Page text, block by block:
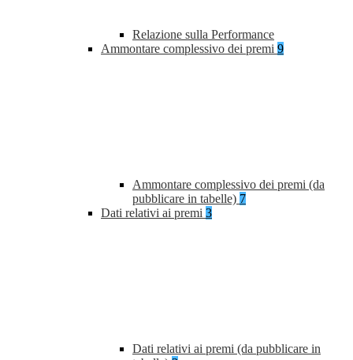
Relazione sulla Performance
Ammontare complessivo dei premi 9
Ammontare complessivo dei premi (da
pubblicare in tabelle) 7
Dati relativi ai premi 3
Dati relativi ai premi (da pubblicare in